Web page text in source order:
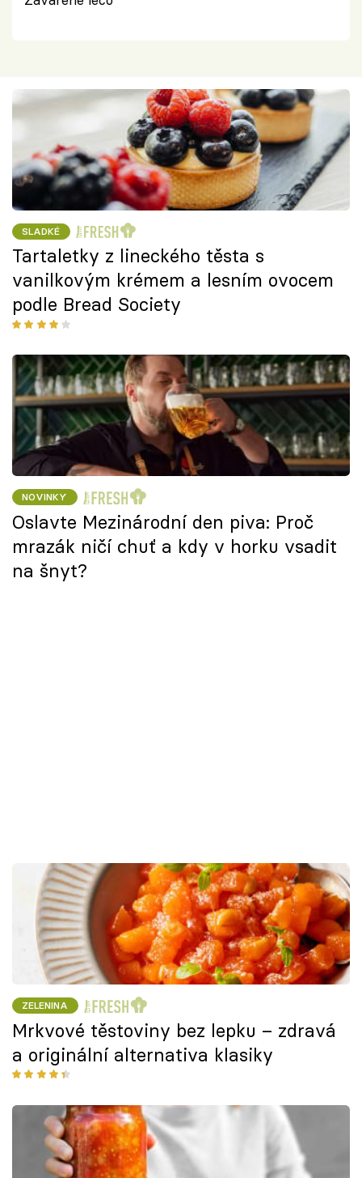
SLADKÉ
Tartaletky z lineckého těsta s
vanilkovým krémem a lesním ovocem
podle Bread Society
NOVINKY
Oslavte Mezinárodní den piva: Proč
mrazák ničí chuť a kdy v horku vsadit
na šnyt?
ZELENINA
Mrkvové těstoviny bez lepku – zdravá
a originální alternativa klasiky